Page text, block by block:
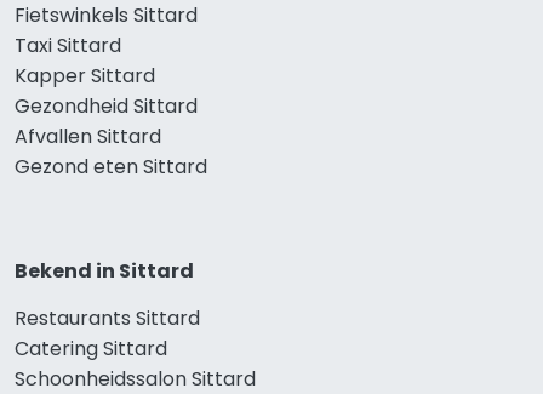
Fietswinkels Sittard
Taxi Sittard
Kapper Sittard
Gezondheid Sittard
Afvallen Sittard
Gezond eten Sittard
Bekend in Sittard
Restaurants Sittard
Catering Sittard
Schoonheidssalon Sittard